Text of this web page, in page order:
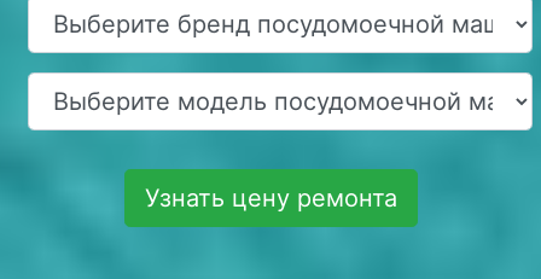
Узнать цену ремонта